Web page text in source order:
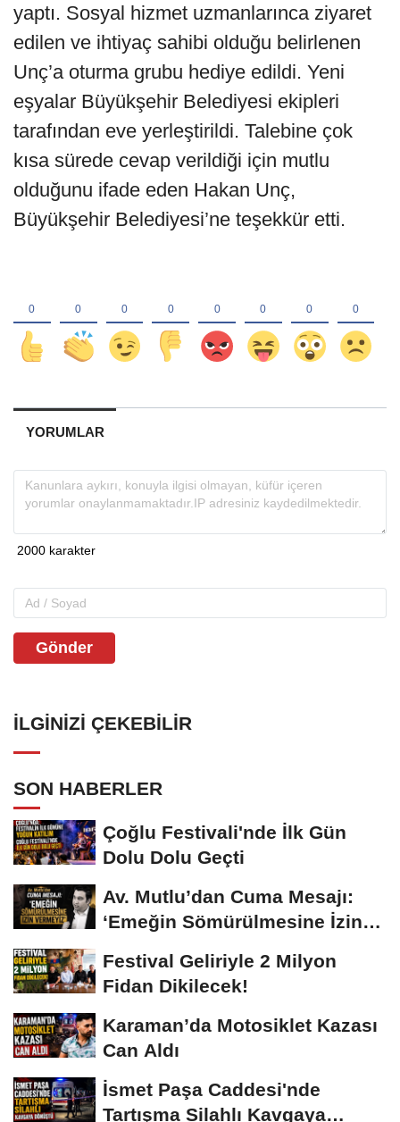
yaptı. Sosyal hizmet uzmanlarınca ziyaret
edilen ve ihtiyaç sahibi olduğu belirlenen
Unç’a oturma grubu hediye edildi. Yeni
eşyalar Büyükşehir Belediyesi ekipleri
tarafından eve yerleştirildi. Talebine çok
kısa sürede cevap verildiği için mutlu
olduğunu ifade eden Hakan Unç,
Büyükşehir Belediyesi’ne teşekkür etti.
YORUMLAR
Gönder
İLGINIZI ÇEKEBILIR
SON HABERLER
Çoğlu Festivali'nde İlk Gün
Dolu Dolu Geçti
Av. Mutlu’dan Cuma Mesajı:
‘Emeğin Sömürülmesine İzin
Festival Geliriyle 2 Milyon
Fidan Dikilecek!
Karaman’da Motosiklet Kazası
Can Aldı
İsmet Paşa Caddesi'nde
Tartışma Silahlı Kavgaya